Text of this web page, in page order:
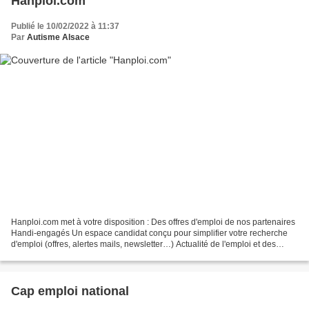
Publié le 10/02/2022 à 11:37
Par Autisme Alsace
Hanploi.com met à votre disposition : Des offres d'emploi de nos partenaires
Handi-engagés Un espace candidat conçu pour simplifier votre recherche
d'emploi (offres, alertes mails, newsletter…) Actualité de l'emploi et des
Cap emploi national